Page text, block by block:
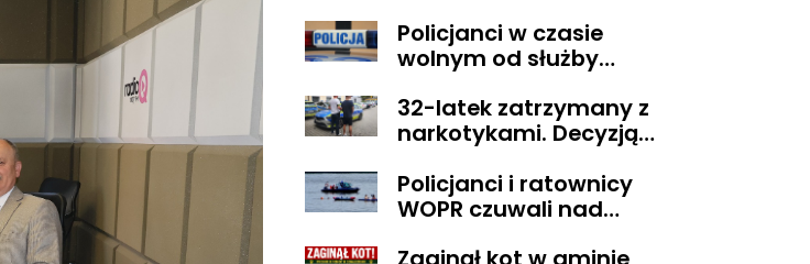
jakich nie mieli
Policjanci w czasie
wolnym od służby
poszukiwanego
32-latek zatrzymany z
narkotykami. Decyzją
Policjanci i ratownicy
WOPR czuwali nad